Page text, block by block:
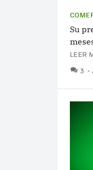
Su
LEER
3